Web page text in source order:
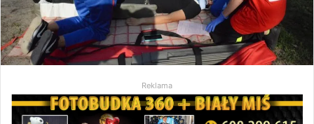
Reklama